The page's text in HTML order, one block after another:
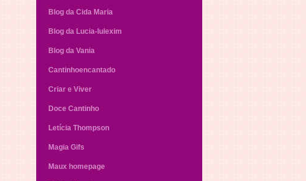
Blog da Cida Maria
Blog da Lucia-lulexim
Blog da Vania
Cantinhoencantado
Criar e Viver
Doce Cantinho
Letícia Thompson
Magia Gifs
Maux homepage